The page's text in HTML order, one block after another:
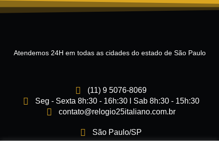
Atendemos 24H em todas as cidades do estado de São Paulo
(11) 9 5076-8069
Seg - Sexta 8h:30 - 16h:30 l Sab 8h:30 - 15h:30
contato@relogio25italiano.com.br
São Paulo/SP